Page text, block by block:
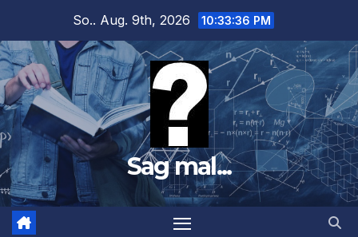
springen
So.. Aug. 9th, 2026 10:33:37 PM
Sag mal...